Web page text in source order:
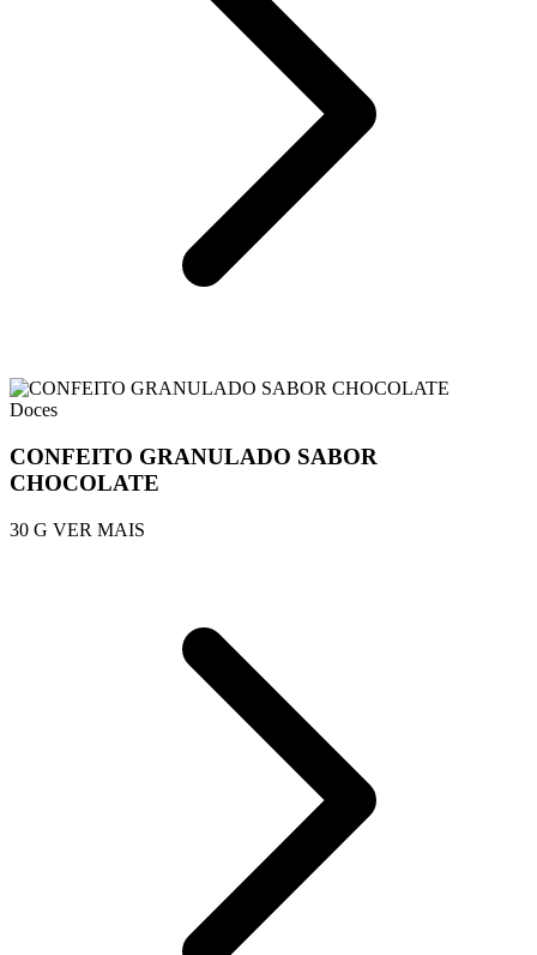
Doces
CONFEITO GRANULADO SABOR
CHOCOLATE
30 G VER MAIS